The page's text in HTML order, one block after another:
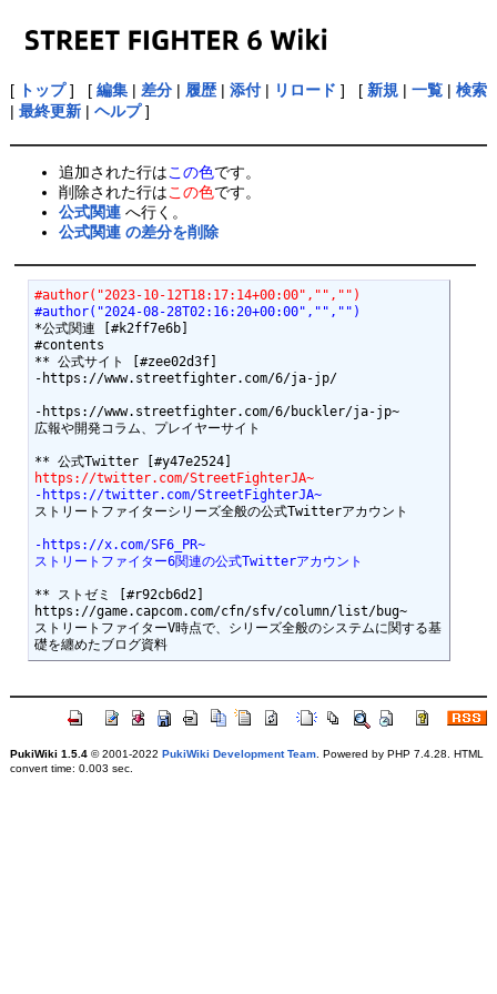
[ トップ] [ 編集| 差分| 履歴| 添付| リロード ] [ 新規| 一覧| 検索
| 最終更新| ヘルプ]
追加された行はこの色です。
削除された行はこの色です。
公式関連へ行く。
公式関連 の差分を削除
#author("2023-10-12T18:17:14+00:00","","")
#author("2024-08-28T02:16:20+00:00","","")
*公式関連 [#k2ff7e6b]
#contents
** 公式サイト [#zee02d3f]
-https://www.streetfighter.com/6/ja-jp/
-https://www.streetfighter.com/6/buckler/ja-jp~
広報や開発コラム、プレイヤーサイト
https://twitter.com/StreetFighterJA~
-https://twitter.com/StreetFighterJA~
-https://x.com/SF6_PR~
ストリートファイター6関連の公式Twitterアカウント
** ストゼミ [#r92cb6d2]
https://game.capcom.com/cfn/sfv/column/list/bug~
ストリートファイターV時点で、シリーズ全般のシステムに関する基
PukiWiki 1.5.4© 2001-2022 PukiWiki Development Team. Powered by PHP 7.4.28. HTML
convert time: 0.003 sec.